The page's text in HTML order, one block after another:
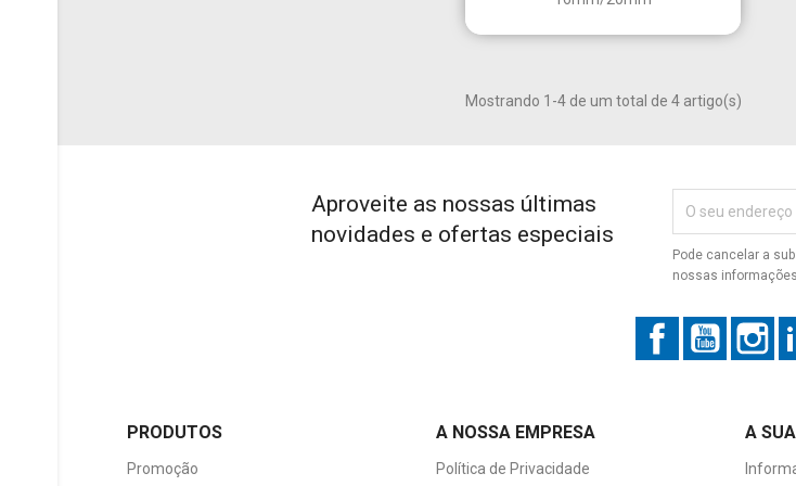
((cancelText))
Mostrando 1-4 de um total de 4 artigo(s)
Aproveite as nossas últimas
novidades e ofertas especiais
Pode cancelar a
nossas
FacebookYouTube
PRODUTOS
Promoção
A NOSSA EMPRESA
Política de Privacidade
A